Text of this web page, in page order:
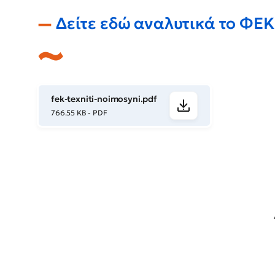
Δείτε εδώ αναλυτικά το
fek-texniti-noimosyni.pdf
766.55 KB - PDF